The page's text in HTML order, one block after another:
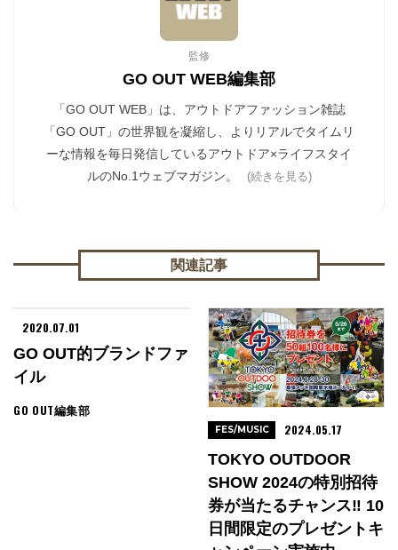
監修
GO OUT WEB編集部
「GO OUT WEB」は、アウトドアファッション雑誌
「GO OUT」の世界観を凝縮し、よりリアルでタイムリ
ーな情報を毎日発信しているアウトドア×ライフスタイ
ルのNo.1ウェブマガジン。
(続きを見る)
関連記事
GO OUT的ブランドファ
イル
GO OUT編集部
2020.07.01
TOKYO OUTDOOR
SHOW 2024の特別招待
券が当たるチャンス‼︎ 10
日間限定のプレゼントキ
FES/MUSIC 2024.05.17